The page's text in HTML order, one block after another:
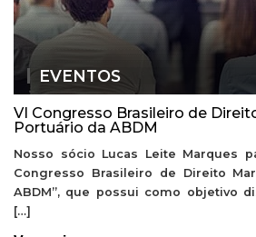
EVENTOS
VI Congresso Brasileiro de
Portuário da ABDM
Nosso sócio Lucas Leite Marques
Congresso Brasileiro de Direito
ABDM”, que possui como objetivo
[…]